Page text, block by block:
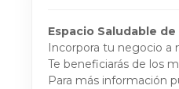
Espacio Saludable
Incorpora tu negocio a
Te beneficiarás de los
Para más información